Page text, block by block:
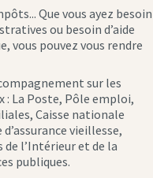
Que vous ayez besoin
ou besoin d’aide
vous pouvez vous rendre
sur les
: La Poste, Pôle emploi,
Caisse nationale
vieillesse,
l’Intérieur et de la
publiques.